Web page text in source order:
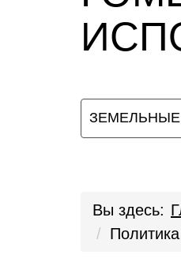
ЗЕМЕЛЬНЫЕ
Вы здесь: